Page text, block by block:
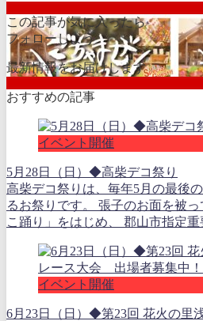
この記事が気に入ったら
フォローしよう
最新情報をお届けします
おすすめの記事
イベント開催
5月28日（日）◆高柴デコ祭り
高柴デコ祭りは、毎年5月の最後
るお祭りです。 張子のお面を被
こ踊り」をはじめ、 郡山市指定重
イベント開催
6月23日（日）◆第23回 花火の里